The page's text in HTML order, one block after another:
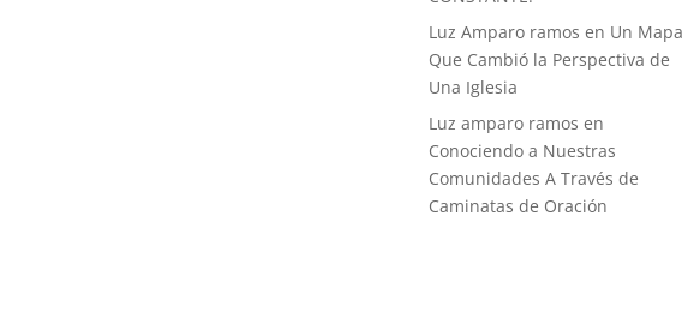
Luz Amparo ramos en Un
Que Cambió la Perspectiva de
Una Iglesia
Luz amparo ramos en
Conociendo a Nuestras
Comunidades A Través de
Caminatas de Oración